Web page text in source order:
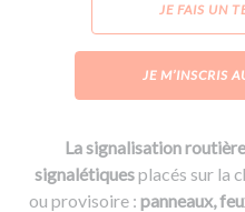
JE FAIS UN
JE M’INSCRIS
La signalisation
signalétiquesplacés sur la
ou provisoire : panneaux,